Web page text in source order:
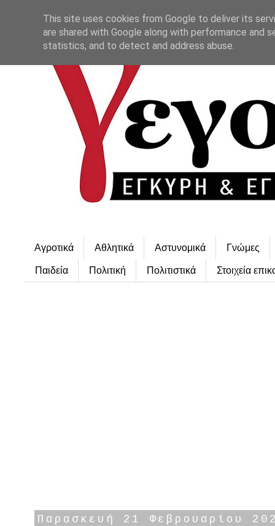
Αγροτικά Αθλητικά Αστυνομικά Γνώμες
Παιδεία Πολιτική Πολιτιστικά Στοιχεία
Παρασκευή 21 Φεβρουαρίου
This site uses cookies from Google to deliver its
are shared with Google along with performance and
statistics, and to detect and address abuse.